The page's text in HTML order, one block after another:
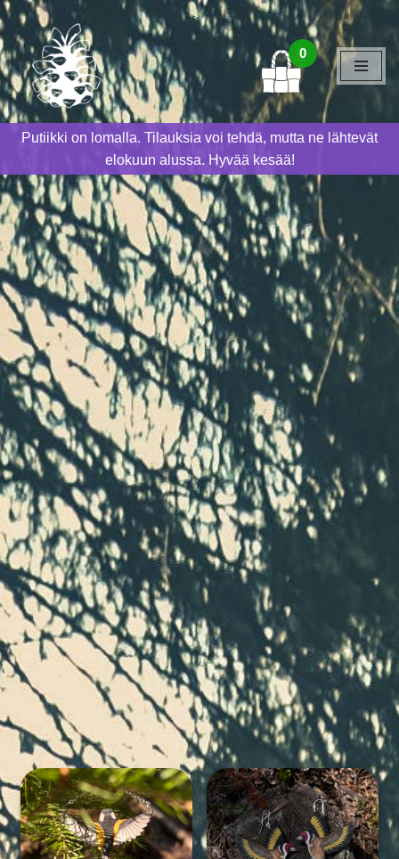
Siirry
suoraan
sisältöön
0
Putiikki on lomalla. Tilauksia voi tehdä, mutta ne lähtevät
elokuun alussa. Hyvää kesää!